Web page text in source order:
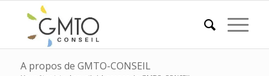
A propos de GMTO-CONSEIL